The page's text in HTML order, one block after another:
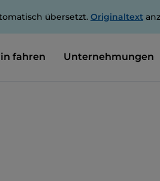
übersetzt. Originaltext
fahren Unternehmungen